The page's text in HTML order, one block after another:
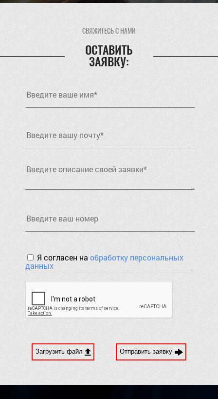
СВЯЖИТЕСЬ С НАМИ
ОСТАВИТЬ
ЗАЯВКУ:
Я согласен наобработку персональных
данных
Загрузить файл Отправить заявку